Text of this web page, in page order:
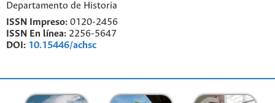
Departamento de Historia
ISSN Impreso: 0120-2456
ISSN En línea: 2256-5647
DOI: 10.15446/achsc